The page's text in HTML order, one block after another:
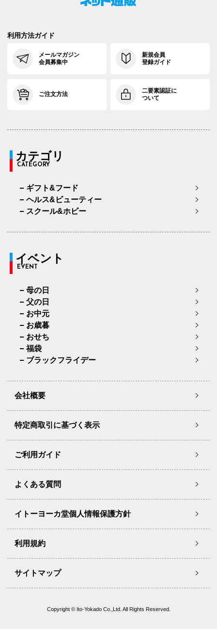
利用方法ガイド
メールマガジン
会員募集中
新規会員
登録ガイド
ご注文方法
二要素認証に
ついて
カテゴリ
CATEGORY
ギフト&フード
ヘルス&ビューティー
スクール&ホビー
イベント
EVENT
母の日
父の日
お中元
お歳暮
おせち
福袋
ブラックフライデー
会社概要
特定商取引に基づく表示
ご利用ガイド
よくある質問
イトーヨーカ堂個人情報保護方針
利用規約
サイトマップ
Copyright © Ito-Yokado Co.,Ltd. All Rights Reserved.